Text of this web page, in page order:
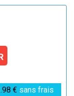
€ sans frais